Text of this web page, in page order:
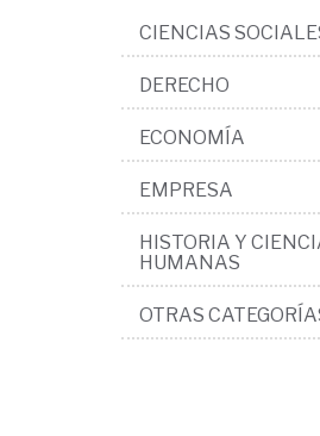
CIENCIAS
DERECHO
ECONOMÍA
EMPRESA
HISTORIA Y
HUMANAS
OTRAS